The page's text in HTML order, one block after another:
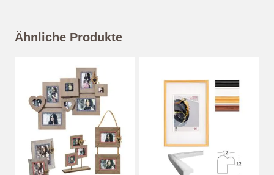
Ähnliche Produkte